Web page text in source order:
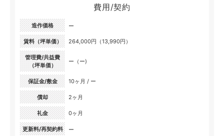
費用/契約
造作価格 ー
賃料（坪単価） 264,000円（13,990円）
管理費/共益費
（坪単価）
ー（ー)
保証金/敷金 10ヶ月 / ー
償却 2ヶ月
礼金 0ヶ月
更新料/再契約料 ー